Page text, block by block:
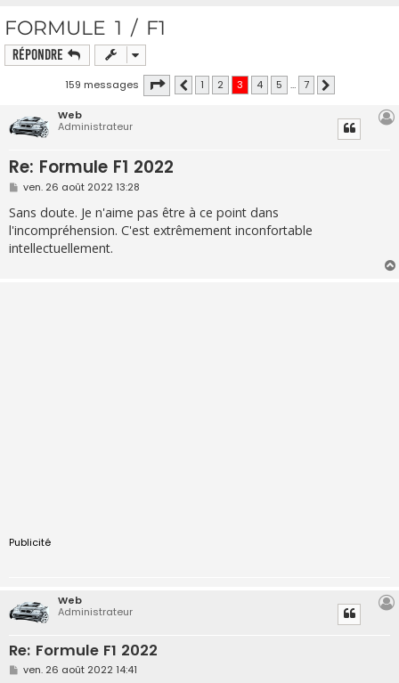
FORMULE 1 / F1
Répondre
159 messages Page sur7
Précédente
1 2 3 4 5 … 7
Web
Administrateur
Re: Formule F1 2022
M
s
s
a
g
e
ven. 26 août 2022 13:28
Sans doute. Je n'aime pas être à ce point dans
l'incompréhension. C'est extrêmement inconfortable
intellectuellement.
Publicité
Web
Administrateur
Re: Formule F1 2022
M
ven. 26 août 2022 14:41